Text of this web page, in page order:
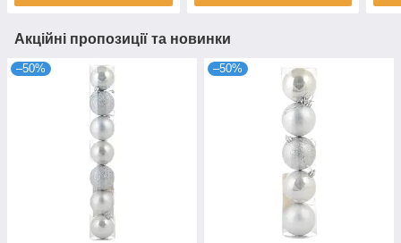
Акційні пропозиції та новинки
–50% –50%